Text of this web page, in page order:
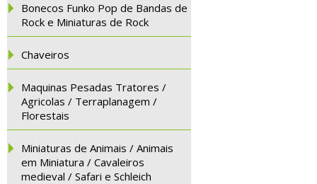
Bonecos Funko Pop de Bandas de
Rock e Miniaturas de Rock
Chaveiros
Maquinas Pesadas Tratores /
Agricolas / Terraplanagem /
Florestais
Miniaturas de Animais / Animais
em Miniatura / Cavaleiros
medieval / Safari e Schleich